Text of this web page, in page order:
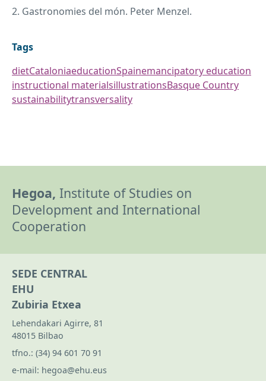
2. Gastronomies del món. Peter Menzel.
Tags
dietCataloniaeducationSpainemancipatory education
instructional materialsillustrationsBasque Country
sustainabilitytransversality
Hegoa, Institute of Studies on
Development and International
Cooperation
SEDE CENTRAL
EHU
Zubiria Etxea
Lehendakari Agirre, 81
48015 Bilbao
tfno.: (34) 94 601 70 91
e-mail: hegoa@ehu.eus